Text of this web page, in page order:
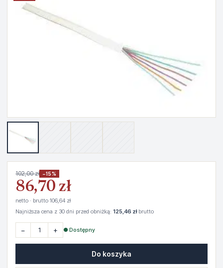
102,00 zł −15%
86,70 zł
netto · brutto 106,64 zł
Najniższa cena z 30 dni przed obniżką: 125,46 złbrutto
− + ● Dostępny
Do koszyka